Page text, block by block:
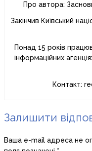
Про автора:
Закінчив Київський
Понад 15 років
інформаційних
Контакт:
Залишити
Ваша e-mail адреса не